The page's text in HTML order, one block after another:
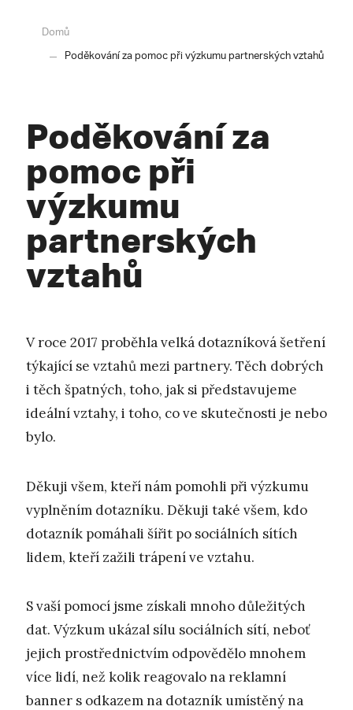
Domů
Poděkování za pomoc při výzkumu partnerských vztahů
Poděkování za
pomoc při
výzkumu
partnerských
vztahů
V roce 2017 proběhla velká dotazníková šetření
týkající se vztahů mezi partnery. Těch dobrých
i těch špatných, toho, jak si představujeme
ideální vztahy, i toho, co ve skutečnosti je nebo
bylo.
Děkuji všem, kteří nám pomohli při výzkumu
vyplněním dotazníku. Děkuji také všem, kdo
dotazník pomáhali šířit po sociálních sítích
lidem, kteří zažili trápení ve vztahu.
S vaší pomocí jsme získali mnoho důležitých
dat. Výzkum ukázal sílu sociálních sítí, neboť
jejich prostřednictvím odpovědělo mnohem
více lidí, než kolik reagovalo na reklamní
banner s odkazem na dotazník umístěný na